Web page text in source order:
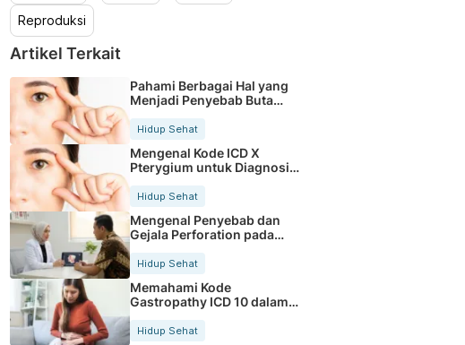
Reproduksi
Artikel Terkait
Pahami Berbagai Hal yang
Menjadi Penyebab Buta
Hidup Sehat
Mengenal Kode ICD X
Pterygium untuk Diagnosis
Hidup Sehat
Mengenal Penyebab dan
Gejala Perforation pada
Tubuh
Hidup Sehat
Memahami Kode
Gastropathy ICD 10 dalam
Rekam Medis Pasien
Hidup Sehat